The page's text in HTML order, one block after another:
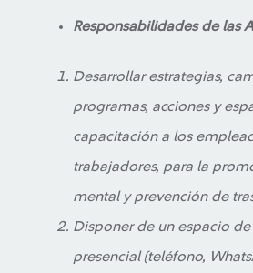
Responsabilidades de las
Desarrollar estrategias,
programas, acciones y
capacitación a los
trabajadores, para la
mental y prevención de
Disponer de un espacio
presencial (teléfono,